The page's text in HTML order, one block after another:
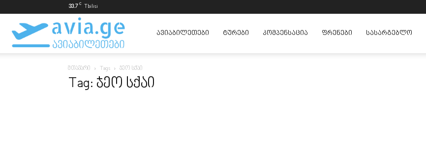
33.7 C Tbilisi
ავიაბილეთები
ყველაზე
ᲐᲕᲘᲐᲑᲘᲚᲔᲗᲔᲑᲘ ᲢᲣᲠᲔᲑᲘ ᲙᲝᲛᲞᲔᲜᲡᲐᲪᲘᲐ ᲤᲠᲔᲜᲔᲑᲘ ᲡᲐᲡᲐᲠᲒᲔᲑᲚᲝ
მთავარი Tags ჯეო სქაი
Tag: ჯეო სქაი